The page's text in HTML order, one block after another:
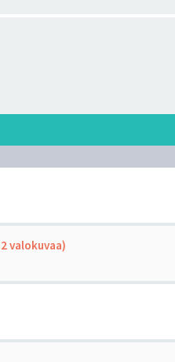
valokuvaa)